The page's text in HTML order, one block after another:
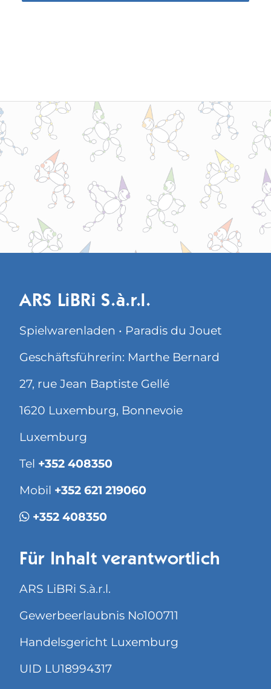
ARS LiBRi S.à.r.l.
Spielwarenladen • Paradis du Jouet
Geschäftsführerin: Marthe Bernard
27, rue Jean Baptiste Gellé
1620 Luxemburg, Bonnevoie
Luxemburg
Tel +352 408350
Mobil +352 621 219060
+352 408350
Für Inhalt verantwortlich
ARS LiBRi S.à.r.l.
Gewerbeerlaubnis No100711
Handelsgericht Luxemburg
UID LU18994317